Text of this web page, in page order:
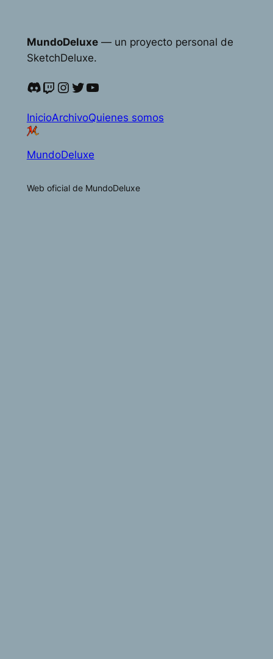
MundoDeluxe— un proyecto personal de
SketchDeluxe.
Discord
Twitch
Instagram
Twitter
YouTube
InicioArchivoQuienes somos
MundoDeluxe
Web oficial de MundoDeluxe